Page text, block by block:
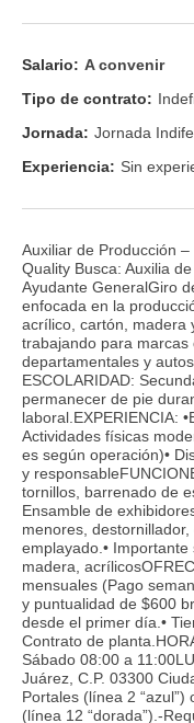
Salario: A convenir
Tipo de contrato:
Jornada: Jornada
Experiencia: Sin
Auxiliar de Producción
Quality Busca: Auxilia
Ayudante GeneralGiro
enfocada en la
acrílico, cartón, madera
trabajando para
departamentales y
ESCOLARIDAD:
permanecer de pie
laboral.EXPERIENCIA:
Actividades físicas
es según operación)•
y
tornillos, barrenado de
Ensamble de
menores,
emplayado.•
madera,
mensuales (Pago
y puntualidad de $600
desde el primer día.•
Contrato de
Sábado 08:00 a
Juárez, C.P. 03300
Portales (línea 2
(línea 12 “dorada”).-